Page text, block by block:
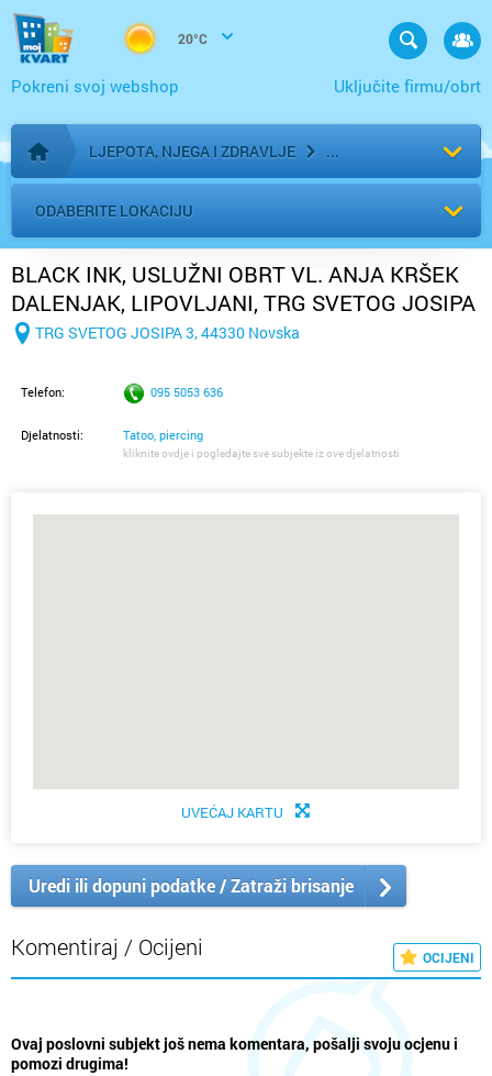
20°C
Uključite firmu/obrt
Pokreni svoj webshop
Početna stranica
LJEPOTA, NJEGA I ZDRAVLJE
ODABERITE LOKACIJU
BLACK INK, USLUŽNI OBRT VL. ANJA KRŠEK
DALENJAK, LIPOVLJANI, TRG SVETOG JOSIPA
3 TRG SVETOG JOSIPA 3, 44330 Novska
Telefon: 095 5053 636
Djelatnosti: Tatoo, piercing
kliknite ovdje i pogledajte sve subjekte iz ove djelatnosti
UVEĆAJ KARTU
Uredi ili dopuni podatke / Zatraži brisanje
Komentiraj / Ocijeni OCIJENI
Ovaj poslovni subjekt još nema komentara, pošalji svoju ocjenu i
pomozi drugima!